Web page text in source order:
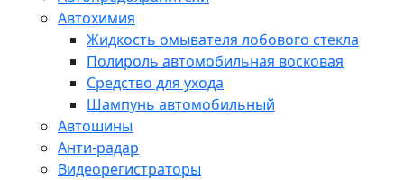
Автохимия
Жидкость омывателя лобового стекла
Полироль автомобильная восковая
Средство для ухода
Шампунь автомобильный
Автошины
Анти-радар
Видеорегистраторы